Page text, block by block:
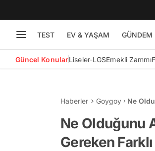
TEST EV & YAŞAM GÜNDEM
Güncel KonularLiseler-LGSEmekli Zammı
Haberler Goygoy
Ne
Ne Olduğunu
Gereken